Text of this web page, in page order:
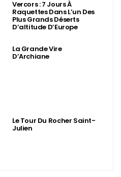
Vercors : 7 Jours À
Raquettes Dans L’un Des
Plus Grands Déserts
D’altitude D’Europe
La Grande Vire
D’Archiane
Le Tour Du Rocher Saint-
Julien